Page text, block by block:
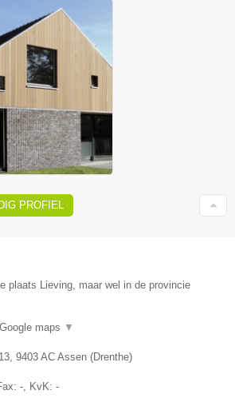
PROFIEL
plaats Lieving, maar wel in de provincie
Google maps ▼
9403 AC Assen (Drenthe)
- , KvK: -